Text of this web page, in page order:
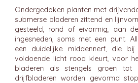
Ondergedoken planten met
submerse bladeren zittend en
gesteeld, rond of eivormig, aan
ingesneden, soms met een punt.
een duidelijke middennerf, die
voldoende licht rood kleurt, voor
bladeren als stengels groen tot
drijfbladeren worden gevormd